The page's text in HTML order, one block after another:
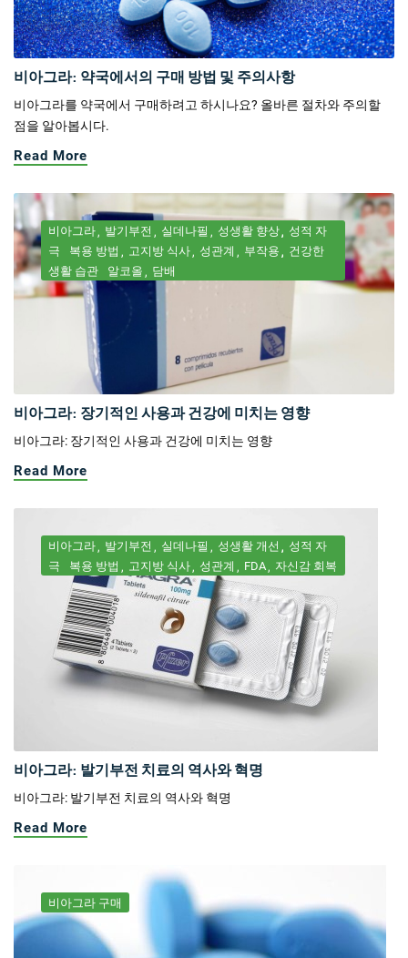
비아그라: 약국에서의 구매 방법 및 주의사항
비아그라를 약국에서 구매하려고 하시나요? 올바른 절차와 주의할
점을 알아봅시다.
Read More
비아그라 발기부전 실데나필 성생활 향상
성적 자
극
복용 방법 고지방 식사 성관계 부작용
건강한
생활 습관
알코올 담배
비아그라: 장기적인 사용과 건강에 미치는 영향
비아그라: 장기적인 사용과 건강에 미치는 영향
Read More
비아그라 발기부전 실데나필 성생활 개선
성적 자
극
복용 방법 고지방 식사 성관계 FDA 자신감 회복
비아그라: 발기부전 치료의 역사와 혁명
비아그라: 발기부전 치료의 역사와 혁명
Read More
비아그라 구매